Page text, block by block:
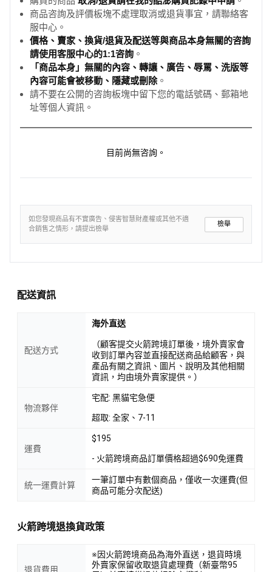
商品咨詢及評價板塊不處理取消或退貨事宜，請聯絡客
服中心。
價格、賣家、換貨/退貨及配送等與商品本身無關的咨詢
請使用客服中心的1:1咨詢 。
「商品本身」無關的內容、轉讓、廣告、辱罵、洗版等
內容可能會被移動、隱藏或刪除。
請不要在公開的咨詢板塊中留下您的電話號碼、郵箱地
址等個人資訊。
目前尚無咨詢。
如您發現商品有不實廣告、侵害智慧財產權或其他不適
合銷售之情形，請提出檢舉
檢舉
配送資訊
配送方式
海外直送
（顧客提交火箭跨境訂單後，境外賣家會
收到訂單內容並直接配送商品給顧客，與
產品有關之資訊、圖片、說明及其他相關
資訊，均由境外賣家提供。）
物流夥伴
宅配: 黑貓宅急便
超取: 全家、7-11
運費
$195
- 火箭跨境商品訂單價格超過$690免運費
統一運費計算
一筆訂單中有數個商品，僅收一次運費(但
商品可能分次配送)
火箭跨境退換貨政策
退貨費用
※因火箭跨境商品為海外直送，退貨時境
外賣家保留收取退貨處理費（新臺幣95